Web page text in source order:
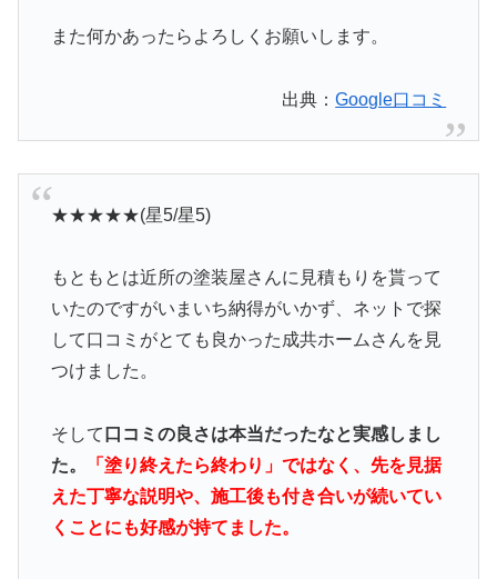
また何かあったらよろしくお願いします。
出典：Google口コミ
★★★★★(星5/星5)
もともとは近所の塗装屋さんに見積もりを貰って
いたのですがいまいち納得がいかず、ネットで探
して口コミがとても良かった成共ホームさんを見
つけました。
そして 口コミの良さは本当だったなと実感しまし
た。
「塗り終えたら終わり」ではなく、先を見据
えた丁寧な説明や、施工後も付き合いが続いてい
くことにも好感が持てました。